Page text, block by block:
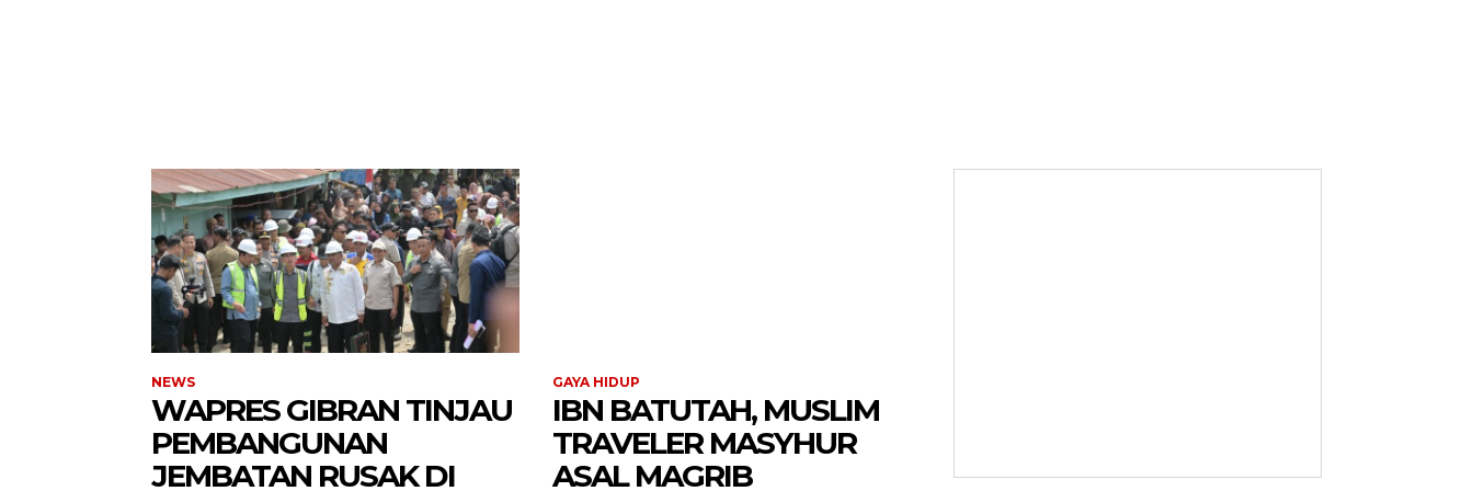
Menu
News
Foto
NEWS
WAPRES GIBRAN TINJAU
PEMBANGUNAN
JEMBATAN RUSAK DI
GAYA HIDUP
IBN BATUTAH, MUSLIM
TRAVELER MASYHUR
ASAL MAGRIB